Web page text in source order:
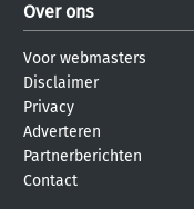
Over ons
Voor webmasters
Disclaimer
Privacy
Adverteren
Partnerberichten
Contact